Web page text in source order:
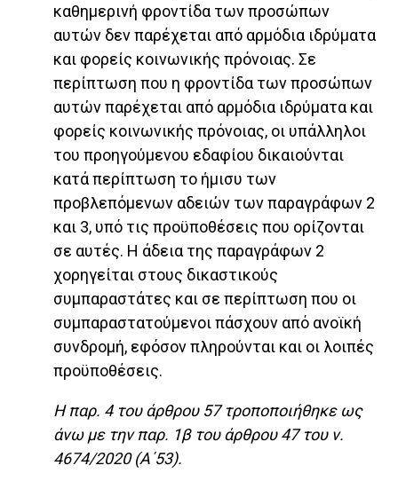
καθημερινή φροντίδα των προσώπων
αυτών δεν παρέχεται από αρμόδια ιδρύματα
και φορείς κοινωνικής πρόνοιας. Σε
περίπτωση που η φροντίδα των προσώπων
αυτών παρέχεται από αρμόδια ιδρύματα και
φορείς κοινωνικής πρόνοιας, οι υπάλληλοι
του προηγούμενου εδαφίου δικαιούνται
κατά περίπτωση το ήμισυ των
προβλεπόμενων αδειών των παραγράφων 2
και 3, υπό τις προϋποθέσεις που ορίζονται
σε αυτές. Η άδεια της παραγράφων 2
χορηγείται στους δικαστικούς
συμπαραστάτες και σε περίπτωση που οι
συμπαραστατούμενοι πάσχουν από ανοϊκή
συνδρομή, εφόσον πληρούνται και οι λοιπές
προϋποθέσεις.
Η παρ. 4 του άρθρου 57 τροποποιήθηκε ως
άνω με την παρ. 1β του άρθρου 47 του ν.
4674/2020 (Α΄53).